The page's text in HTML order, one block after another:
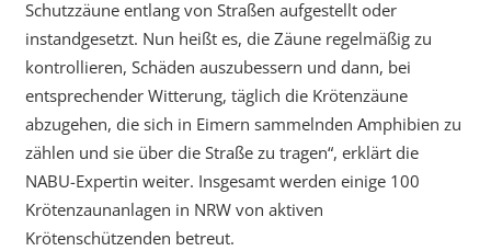
Schutzzäune entlang von Straßen aufgestellt oder
instandgesetzt. Nun heißt es, die Zäune regelmäßig zu
kontrollieren, Schäden auszubessern und dann, bei
entsprechender Witterung, täglich die Krötenzäune
abzugehen, die sich in Eimern sammelnden Amphibien zu
zählen und sie über die Straße zu tragen“, erklärt die
NABU-Expertin weiter. Insgesamt werden einige 100
Krötenzaunanlagen in NRW von aktiven
Krötenschützenden betreut.